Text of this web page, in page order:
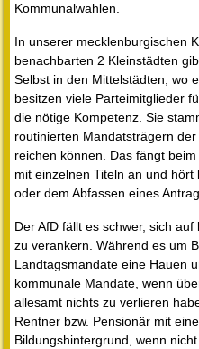
Kommunalwahlen.
In unserer mecklenburgischen
benachbarten 2 Kleinstädten
Selbst in den Mittelstädten, wo
besitzen viele Parteimitglieder
die nötige Kompetenz. Sie
routinierten Mandatsträgern
reichen können. Das fängt
mit einzelnen Titeln an und
oder dem Abfassen eines
Der AfD fällt es schwer, sich
zu verankern. Während es um
Landtagsmandate eine Hauen
kommunale Mandate, wenn
allesamt nichts zu verlieren
Rentner bzw. Pensionär mit
Bildungshintergrund, wenn